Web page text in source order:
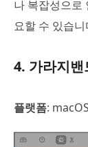
나 복잡성으로
요할 수 있습니
4. 가라지밴
플랫폼: